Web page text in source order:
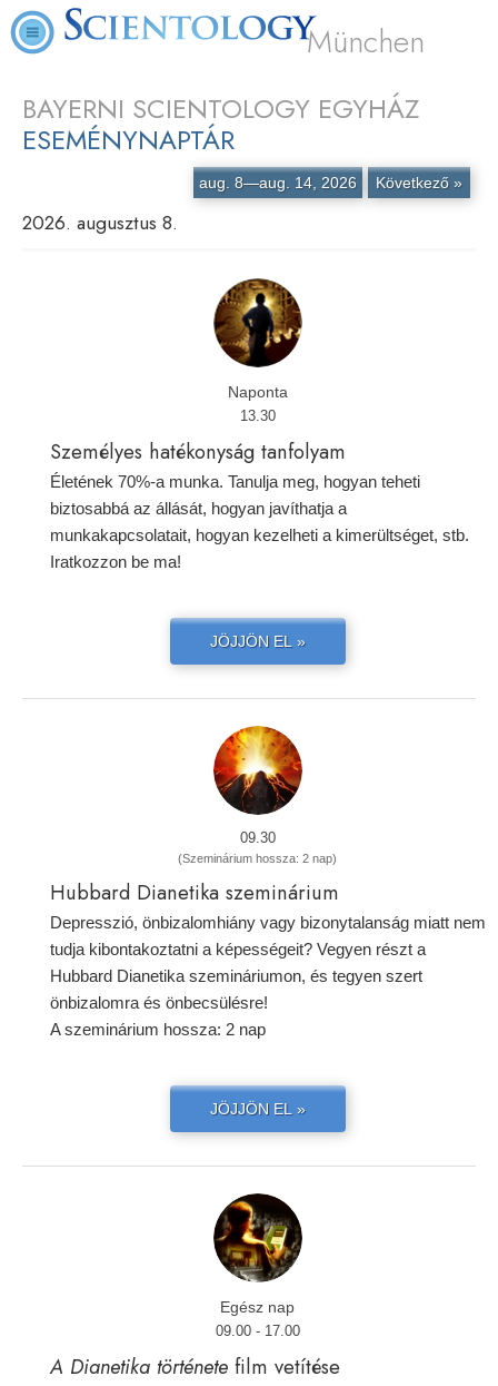
München
BAYERNI SCIENTOLOGY EGYHÁZ
ESEMÉNYNAPTÁR
aug. 8—aug. 14, 2026 Következő »
2026. augusztus 8.
Naponta
13.30
Személyes hatékonyság tanfolyam
Életének 70%-a munka. Tanulja meg, hogyan teheti
biztosabbá az állását, hogyan javíthatja a
munkakapcsolatait, hogyan kezelheti a kimerültséget, stb.
Iratkozzon be ma!
JÖJJÖN EL »
09.30
(Szeminárium hossza: 2 nap)
Hubbard Dianetika szeminárium
Depresszió, önbizalomhiány vagy bizonytalanság miatt nem
tudja kibontakoztatni a képességeit? Vegyen részt a
Hubbard Dianetika szemináriumon, és tegyen szert
önbizalomra és önbecsülésre!
A szeminárium hossza: 2 nap
JÖJJÖN EL »
Egész nap
09.00 - 17.00
A Dianetika története film vetítése